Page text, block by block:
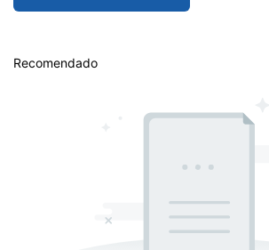
Recomendado